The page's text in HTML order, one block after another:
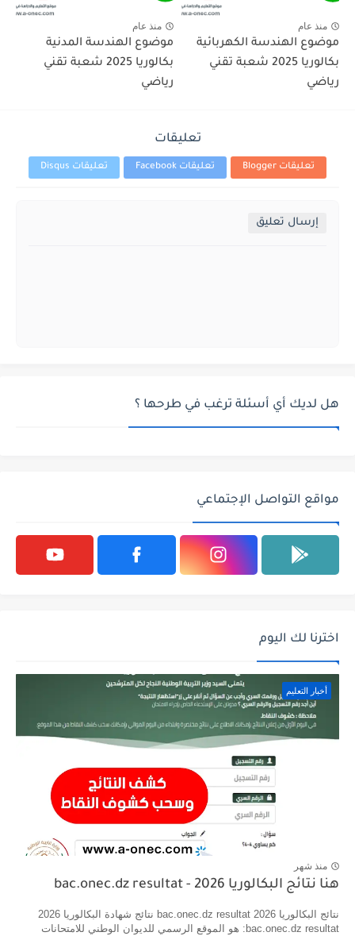
منذ عام
موضوع الهندسة الكهربائية
بكالوريا 2025 شعبة تقني
رياضي
منذ عام
موضوع الهندسة المدنية
بكالوريا 2025 شعبة تقني
رياضي
تعليقات
تعليقات Blogger تعليقات Facebook تعليقات Disqus
إرسال تعليق
هل لديك أي أسئلة ترغب في طرحها ؟
مواقع التواصل الإجتماعي
اخترنا لك اليوم
أخبار التعليم
منذ شهر
هنا نتائج البكالوريا 2026 - bac.onec.dz resultat
نتائج البكالوريا 2026 bac.onec.dz resultat نتائج شهادة البكالوريا 2026
bac.onec.dz resultat: هو الموقع الرسمي للديوان الوطني للامتحانات